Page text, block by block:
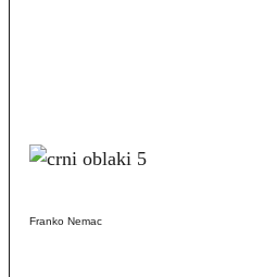
Franko Nemac